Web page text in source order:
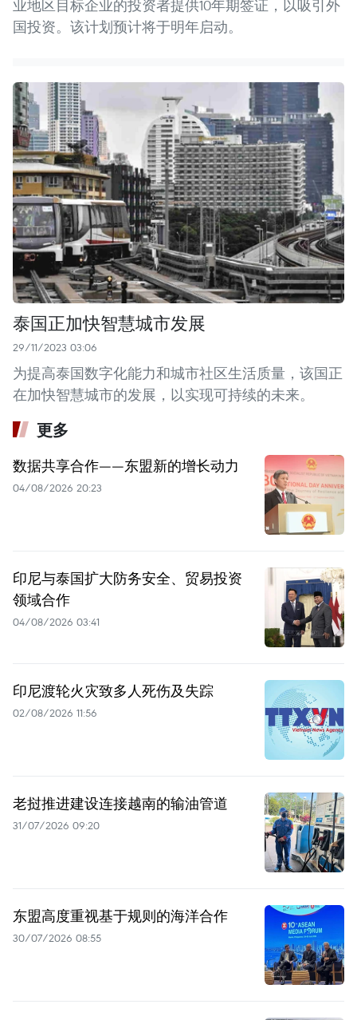
业地区目标企业的投资者提供10年期签证，以吸引外
国投资。该计划预计将于明年启动。
泰国正加快智慧城市发展
29/11/2023 03:06
为提高泰国数字化能力和城市社区生活质量，该国正
在加快智慧城市的发展，以实现可持续的未来。
更多
数据共享合作——东盟新的增长动力
04/08/2026 20:23
印尼与泰国扩大防务安全、贸易投资
领域合作
04/08/2026 03:41
印尼渡轮火灾致多人死伤及失踪
02/08/2026 11:56
老挝推进建设连接越南的输油管道
31/07/2026 09:20
东盟高度重视基于规则的海洋合作
30/07/2026 08:55